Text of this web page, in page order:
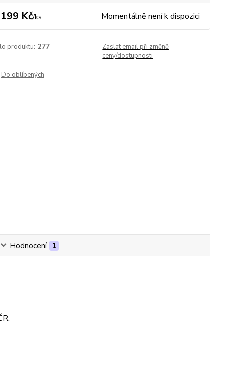
199 Kč/ks Momentálně není k dispozici
produktu: 277
Zaslat email při změně
ceny/dostupnosti
Do oblíbených
Hodnocení 1